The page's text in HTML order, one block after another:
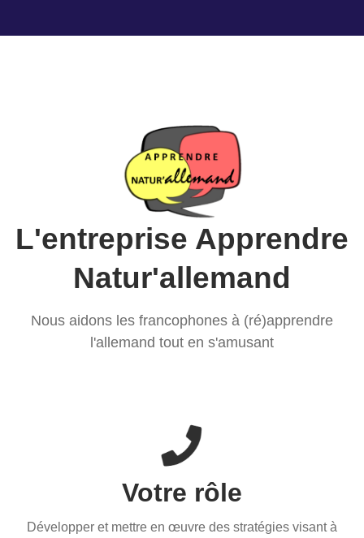
L'entreprise Apprendre
Natur'allemand
Nous aidons les francophones à (ré)apprendre
l'allemand tout en s'amusant
Votre rôle
Développer et mettre en œuvre des stratégies visant à